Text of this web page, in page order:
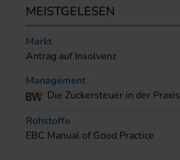
MEISTGELESEN
Markt
Antrag auf Insolvenz
Management
Die Zuckersteuer in der Praxis
Rohstoffe
EBC Manual of Good Practice